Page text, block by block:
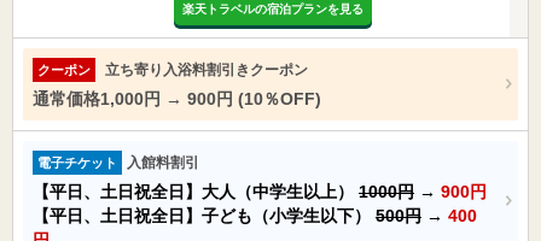
楽天トラベルの宿泊プランを見る
クーポン 立ち寄り入浴料割引きクーポン
通常価格1,000円 → 900円 (10％OFF)
電子チケット 入館料割引
【平日、土日祝全日】大人（中学生以上） 1000円 → 900円
【平日、土日祝全日】子ども（小学生以下） 500円 → 400